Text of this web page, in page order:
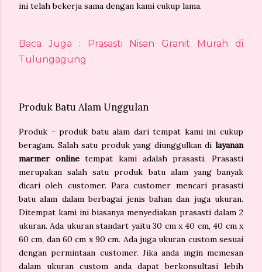
ini telah bekerja sama dengan kami cukup lama.
Baca Juga : Prasasti Nisan Granit Murah di
Tulungagung
Produk Batu Alam Unggulan
Produk - produk batu alam dari tempat kami ini cukup
beragam. Salah satu produk yang diunggulkan di layanan
marmer onlinetempat kami adalah prasasti. Prasasti
merupakan salah satu produk batu alam yang banyak
dicari oleh customer. Para customer mencari prasasti
batu alam dalam berbagai jenis bahan dan juga ukuran.
Ditempat kami ini biasanya menyediakan prasasti dalam 2
ukuran. Ada ukuran standart yaitu 30 cm x 40 cm, 40 cm x
60 cm, dan 60 cm x 90 cm. Ada juga ukuran custom sesuai
dengan permintaan customer. Jika anda ingin memesan
dalam ukuran custom anda dapat berkonsultasi lebih